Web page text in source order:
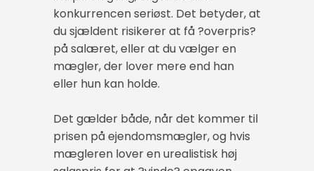
konkurrencen seriøst. Det betyder, at
du sjældent risikerer at få ?overpris?
på salæret, eller at du vælger en
mægler, der lover mere end han
eller hun kan holde.
Det gælder både, når det kommer til
prisen på ejendomsmægler, og hvis
mægleren lover en urealistisk høj